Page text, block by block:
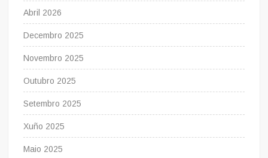
Abril 2026
Decembro 2025
Novembro 2025
Outubro 2025
Setembro 2025
Xuño 2025
Maio 2025